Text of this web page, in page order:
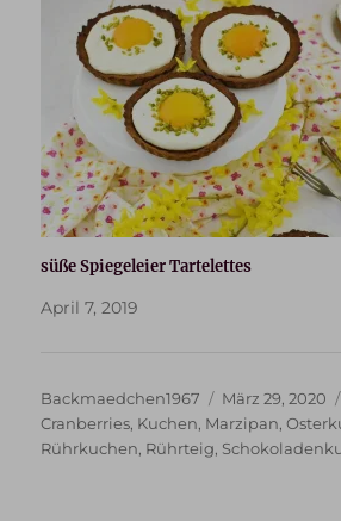
süße Spiegeleier Tartelettes
April 7, 2019
Autor
Backmaedchen1967
Veröffentlicht
am
März 29, 2020
Cranberries, Kuchen, Marzipan,
Rührkuchen, Rührteig,